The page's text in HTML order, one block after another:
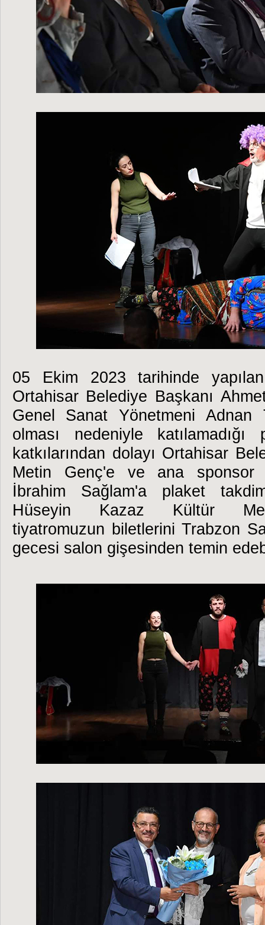
05 Ekim 2023 tarihinde
Ortahisar Belediye Başkanı
Genel Sanat Yönetmeni Adnan
olması nedeniyle katılamadığı
katkılarından dolayı Ortahisar
Metin Genç'e ve ana sponsor
İbrahim Sağlam'a plaket
Hüseyin Kazaz Kültür
tiyatromuzun biletlerini Trabzon
gecesi salon gişesinden temin